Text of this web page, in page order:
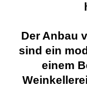
Der Anbau
sind ein
einem